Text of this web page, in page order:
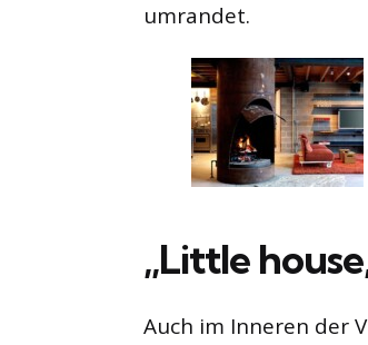
umrandet.
„Little
Auch im Inneren der